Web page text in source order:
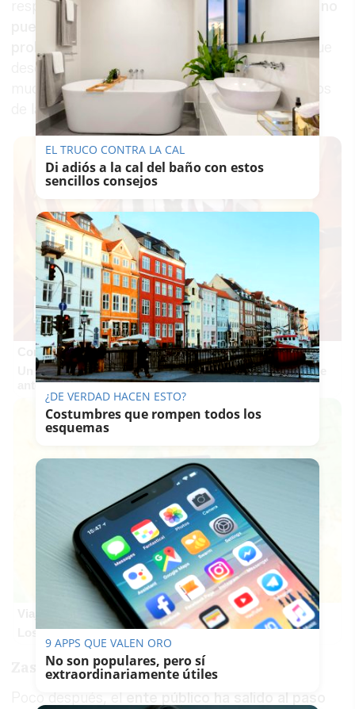
respecto, ha señalado que "
de temas políticos no
puedo hablar porque, por contrato, se me
prohíbey el único mensaje que puedo dar es que
deseo de todo corazón, que en el mundo haya
mucho amor y mucha paz. Creo que los derechos
de las personas están por encima de todo".
Corepunk MMORPG
Un verdadero MMORPG de la vieja escuela ¡Cómo los de
antes, pero mejor!
Viaja sin visado
Los pasaportes que más puertas abren ¿está el tuyo?
Zasca de RTVE
Poco después, el
ente público ha salido al paso
EL TRUCO CONTRA LA CAL
Di adiós a la cal del baño con estos
sencillos consejos
¿DE VERDAD HACEN ESTO?
Costumbres que rompen todos los
esquemas
9 APPS QUE VALEN ORO
No son populares, pero sí
extraordinariamente útiles